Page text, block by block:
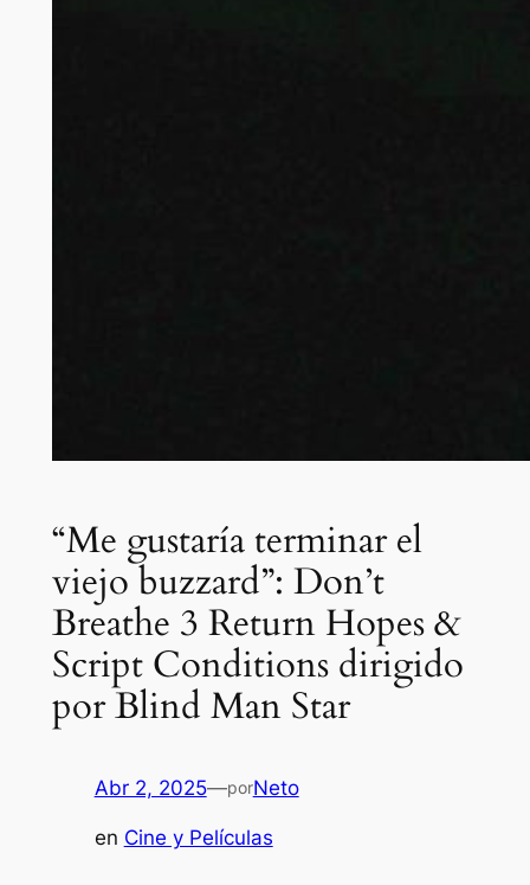
“Me gustaría terminar el
viejo buzzard”: Don’t
Breathe 3 Return Hopes &
Script Conditions dirigido
por Blind Man Star
Abr 2, 2025—porNeto
en Cine y Películas